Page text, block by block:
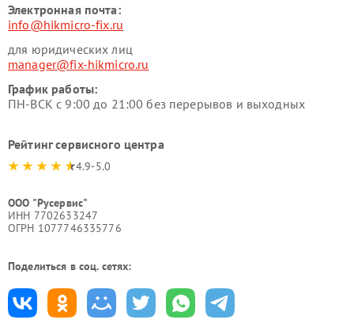
Электронная почта:
info@hikmicro-fix.ru
для юридических лиц
manager@fix-hikmicro.ru
График работы:
ПН-ВСК с 9:00 до 21:00 без перерывов и выходных
Рейтинг сервисного центра
4.9-5.0
ООО "Русервис"
ИНН 7702633247
ОГРН 1077746335776
Поделиться в соц. сетях: